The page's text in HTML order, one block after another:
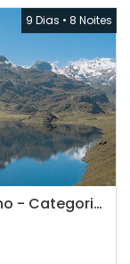
9 Dias • 8 Noites
Machupicchu, Valle Sagrado e Puno - Categoria Luxo